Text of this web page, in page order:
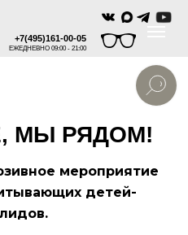
+7(495)161-00-05
ЕЖЕДНЕВНО 09:00 - 21:00
МЫ РЯДОМ!
мероприятие
детей-